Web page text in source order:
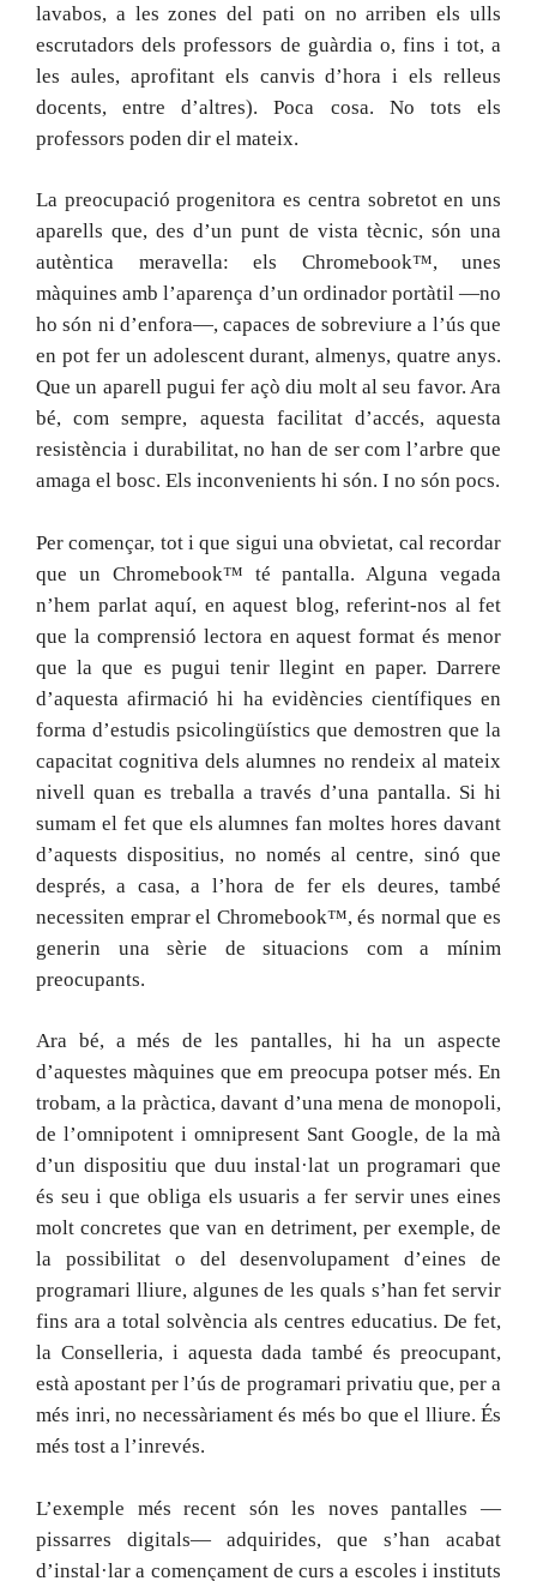
lavabos, a les zones del pati on no arriben els ulls
escrutadors dels professors de guàrdia o, fins i tot, a
les aules, aprofitant els canvis d’hora i els relleus
docents, entre d’altres). Poca cosa. No tots els
professors poden dir el mateix.
La preocupació progenitora es centra sobretot en uns
aparells que, des d’un punt de vista tècnic, són una
autèntica meravella: els Chromebook™, unes
màquines amb l’aparença d’un ordinador portàtil —no
ho són ni d’enfora—, capaces de sobreviure a l’ús que
en pot fer un adolescent durant, almenys, quatre anys.
Que un aparell pugui fer açò diu molt al seu favor. Ara
bé, com sempre, aquesta facilitat d’accés, aquesta
resistència i durabilitat, no han de ser com l’arbre que
amaga el bosc. Els inconvenients hi són. I no són pocs.
Per començar, tot i que sigui una obvietat, cal recordar
que un Chromebook™ té pantalla. Alguna vegada
n’hem parlat aquí, en aquest blog, referint-nos al fet
que la comprensió lectora en aquest format és menor
que la que es pugui tenir llegint en paper. Darrere
d’aquesta afirmació hi ha evidències científiques en
forma d’estudis psicolingüístics que demostren que la
capacitat cognitiva dels alumnes no rendeix al mateix
nivell quan es treballa a través d’una pantalla. Si hi
sumam el fet que els alumnes fan moltes hores davant
d’aquests dispositius, no només al centre, sinó que
després, a casa, a l’hora de fer els deures, també
necessiten emprar el Chromebook™, és normal que es
generin una sèrie de situacions com a mínim
preocupants.
Ara bé, a més de les pantalles, hi ha un aspecte
d’aquestes màquines que em preocupa potser més. En
trobam, a la pràctica, davant d’una mena de monopoli,
de l’omnipotent i omnipresent Sant Google, de la mà
d’un dispositiu que duu instal·lat un programari que
és seu i que obliga els usuaris a fer servir unes eines
molt concretes que van en detriment, per exemple, de
la possibilitat o del desenvolupament d’eines de
programari lliure, algunes de les quals s’han fet servir
fins ara a total solvència als centres educatius. De fet,
la Conselleria, i aquesta dada també és preocupant,
està apostant per l’ús de programari privatiu que, per a
més inri, no necessàriament és més bo que el lliure. És
més tost a l’inrevés.
L’exemple més recent són les noves pantalles —
pissarres digitals— adquirides, que s’han acabat
d’instal·lar a començament de curs a escoles i instituts